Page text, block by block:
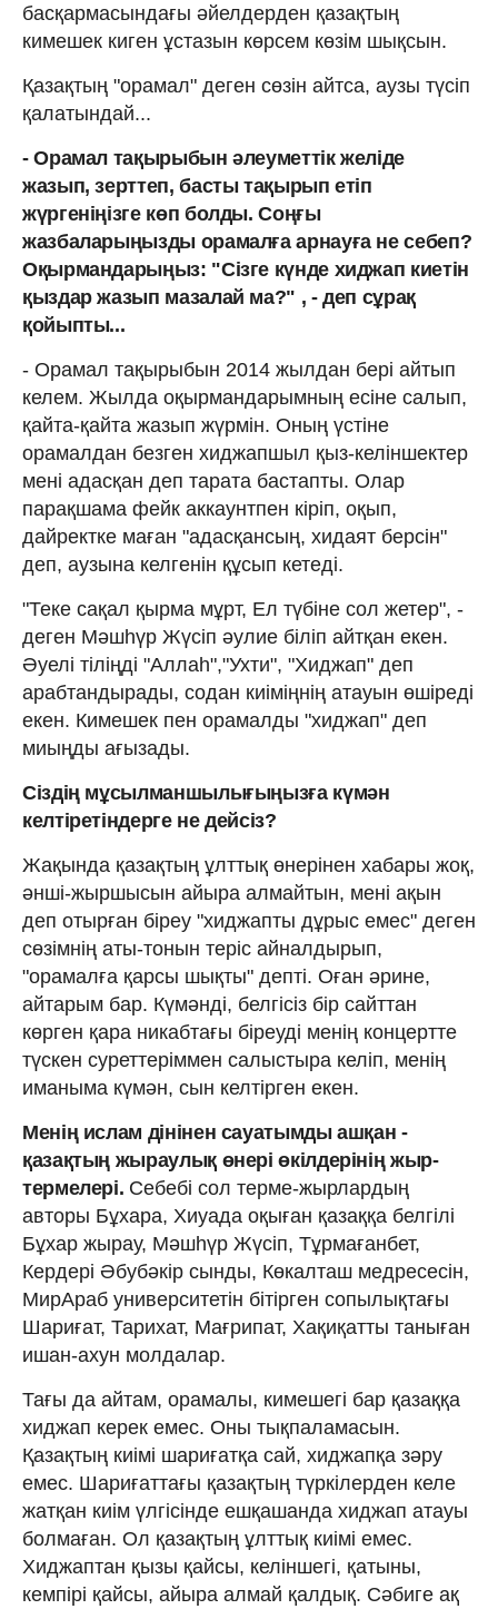
басқармасындағы әйелдерден қазақтың
кимешек киген ұстазын көрсем көзім шықсын.
Қазақтың "орамал" деген сөзін айтса, аузы түсіп
қалатындай...
- Орамал тақырыбын әлеуметтік желіде
жазып, зерттеп, басты тақырып етіп
жүргеніңізге көп болды. Соңғы
жазбаларыңызды орамалға арнауға не себеп?
Оқырмандарыңыз: "Сізге күнде хиджап киетін
қыздар жазып мазалай ма?" , - деп сұрақ
қойыпты...
- Орамал тақырыбын 2014 жылдан бері айтып
келем. Жылда оқырмандарымның есіне салып,
қайта-қайта жазып жүрмін. Оның үстіне
орамалдан безген хиджапшыл қыз-келіншектер
мені адасқан деп тарата бастапты. Олар
парақшама фейк аккаунтпен кіріп, оқып,
дайректке маған "адасқансың, хидаят берсін"
деп, аузына келгенін құсып кетеді.
"Теке сақал қырма мұрт, Ел түбіне сол жетер", -
деген Мәшһүр Жүсіп әулие біліп айтқан екен.
Әуелі тіліңді "Аллаһ","Ухти", "Хиджап" деп
арабтандырады, содан киіміңнің атауын өшіреді
екен. Кимешек пен орамалды "хиджап" деп
миыңды ағызады.
Сіздің мұсылманшылығыңызға күмән
келтіретіндерге не дейсіз?
Жақында қазақтың ұлттық өнерінен хабары жоқ,
әнші-жыршысын айыра алмайтын, мені ақын
деп отырған біреу "хиджапты дұрыс емес" деген
сөзімнің аты-тонын теріс айналдырып,
"орамалға қарсы шықты" депті. Оған әрине,
айтарым бар. Күмәнді, белгісіз бір сайттан
көрген қара никабтағы біреуді менің концертте
түскен суреттеріммен салыстыра келіп, менің
иманыма күмән, сын келтірген екен.
Менің ислам дінінен сауатымды ашқан -
қазақтың жыраулық өнері өкілдерінің жыр-
термелері. Себебі сол терме-жырлардың
авторы Бұхара, Хиуада оқыған қазаққа белгілі
Бұхар жырау, Мәшһүр Жүсіп, Тұрмағанбет,
Кердері Әбубәкір сынды, Көкалташ медресесін,
МирАраб университетін бітірген сопылықтағы
Шариғат, Тарихат, Мағрипат, Хақиқатты таныған
ишан-ахун молдалар.
Тағы да айтам, орамалы, кимешегі бар қазаққа
хиджап керек емес. Оны тықпаламасын.
Қазақтың киімі шариғатқа сай, хиджапқа зәру
емес. Шариғаттағы қазақтың түркілерден келе
жатқан киім үлгісінде ешқашанда хиджап атауы
болмаған. Ол қазақтың ұлттық киімі емес.
Хиджаптан қызы қайсы, келіншегі, қатыны,
кемпірі қайсы, айыра алмай қалдық. Сәбиге ақ